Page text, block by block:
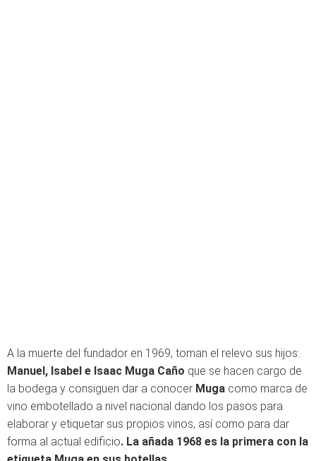
A la muerte del fundador en 1969, toman el relevo sus hijos:
Manuel, Isabel e Isaac Muga Caño que se hacen cargo de
la bodega y consiguen dar a conocer Muga como marca de
vino embotellado a nivel nacional dando los pasos para
elaborar y etiquetar sus propios vinos, así como para dar
forma al actual edificio. La añada 1968 es la primera con la